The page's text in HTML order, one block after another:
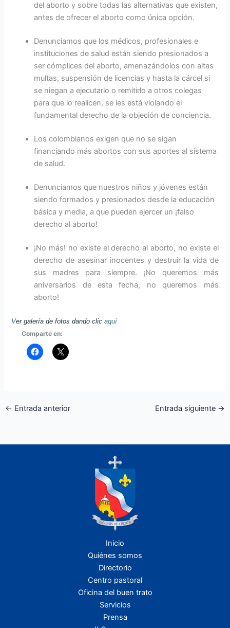
del aborto y sobre todas las alternativas que existen,
antes de ofrecer el aborto como única opción.
Denunciamos que los médicos, profesionales e
instituciones de salud están siendo presionados a
ser cómplices del aborto, amenazándolos con altas
multas, suspensión de licencias y hasta la cárcel si
se niegan a ejecutarlo o remitirlo a otros colegas
para que lo realicen, se les está violando el
fundamental derecho de la objeción de conciencia.
Los colombianos exigen que no se sigan
financiando más abortos con sus aportes al sistema
de salud.
Denunciamos que nuestros niños y jóvenes están
siendo formados y presionados desde la educación
básica y media, a que pueden ejercer un ¡falso
derecho al aborto!
¡No más! no existe el derecho al aborto, no existe el
derecho de asesinar inocentes y destruir la vida de
sus madres para siempre. ¡No queremos más
aniversarios de esta fecha, no queremos más
aborto!
Ver galería de fotos dando clicaquí
Comparte en:
← Entrada anterior Entrada siguiente →
Inicio
Quiénes somos
Directorio
Centro pastoral
Oficina del buen trato
Servicios
Prensa